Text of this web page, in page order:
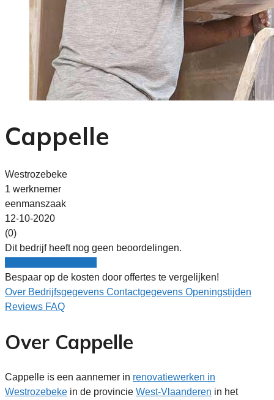
Cappelle
Westrozebeke
1 werknemer
eenmanszaak
12-10-2020
(0)
Dit bedrijf heeft nog geen beoordelingen.
Bespaar op de kosten door offertes te vergelijken!
Over Bedrijfsgegevens Contactgegevens Openingstijden
Reviews FAQ
Over Cappelle
Cappelle is een aannemer in renovatiewerken in
Westrozebeke in de provincie West-Vlaanderen in het